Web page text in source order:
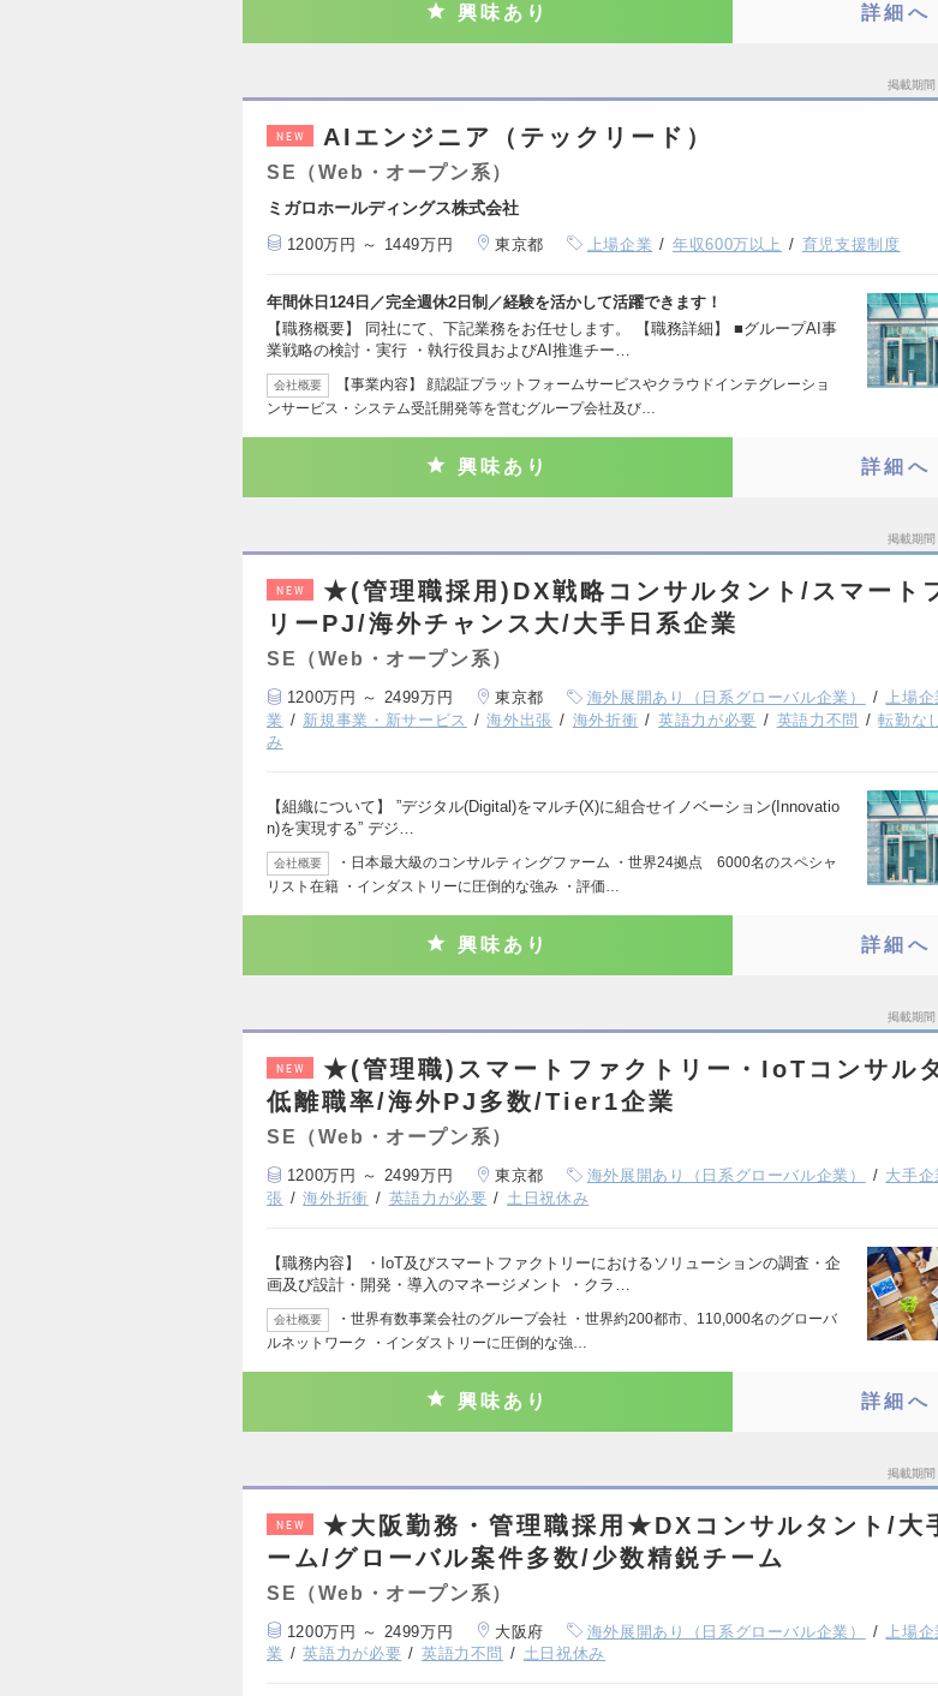
興味あり 詳細へ
掲載期間
NEW AIエンジニア（テックリード）
SE（Web・オープン系）
ミガロホールディングス株式会社
1200万円 ～ 1449万円 東京都 上場企業 年収600万以上 育児支援制度
年間休日124日／完全週休2日制／経験を活かして活躍できます！
【職務概要】 同社にて、下記業務をお任せします。 【職務詳細】 ■グループAI事
業戦略の検討・実行 ・執行役員およびAI推進チー…
会社概要
【事業内容】 顔認証プラットフォームサービスやクラウドインテグレーショ
ンサービス・システム受託開発等を営むグループ会社及び…
興味あり 詳細へ
掲載期間
NEW
★(管理職採用)DX戦略コンサルタント/スマート
リーPJ/海外チャンス大/大手日系企業
SE（Web・オープン系）
1200万円 ～ 2499万円 東京都 海外展開あり（日系グローバル企業） 上場企
業
新規事業・新サービス 海外出張 海外折衝 英語力が必要 英語力不問 転勤な
み
【組織について】 ”デジタル(Digital)をマルチ(X)に組合せイノベーション(Innovatio
n)を実現する” デジ…
会社概要
・日本最大級のコンサルティングファーム ・世界24拠点 6000名のスペシャ
リスト在籍 ・インダストリーに圧倒的な強み ・評価…
興味あり 詳細へ
掲載期間
NEW
★(管理職)スマートファクトリー・IoTコンサル
低離職率/海外PJ多数/Tier1企業
SE（Web・オープン系）
1200万円 ～ 2499万円 東京都 海外展開あり（日系グローバル企業） 大手企
張
海外折衝 英語力が必要 土日祝休み
【職務内容】 ・IoT及びスマートファクトリーにおけるソリューションの調査・企
画及び設計・開発・導入のマネージメント ・クラ…
会社概要
・世界有数事業会社のグループ会社 ・世界約200都市、110,000名のグローバ
ルネットワーク ・インダストリーに圧倒的な強…
興味あり 詳細へ
掲載期間
NEW
★大阪勤務・管理職採用★DXコンサルタント/大
ーム/グローバル案件多数/少数精鋭チーム
SE（Web・オープン系）
1200万円 ～ 2499万円 大阪府 海外展開あり（日系グローバル企業） 上場企
業
英語力が必要 英語力不問 土日祝休み